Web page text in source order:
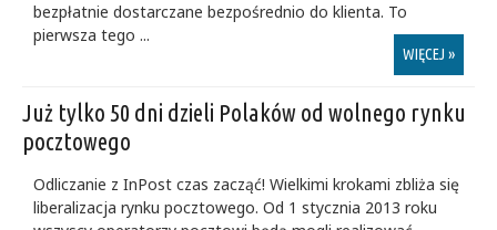
bezpłatnie dostarczane bezpośrednio do klienta. To
pierwsza tego ...
WIĘCEJ »
Już tylko 50 dni dzieli Polaków od wolnego rynku
pocztowego
Odliczanie z InPost czas zacząć! Wielkimi krokami zbliża się
liberalizacja rynku pocztowego. Od 1 stycznia 2013 roku